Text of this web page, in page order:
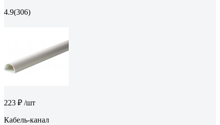
4.9(306)
223 ₽ /шт
Кабель-канал